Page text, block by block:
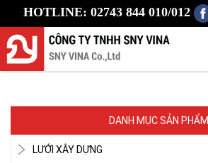
HOTLINE: 02743 844 010/012
DANH MỤC SẢN PHẨM
LƯỚI XÂY DỰNG